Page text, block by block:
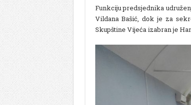
Funkciju predsjednika
Vildana Bašić, dok je za
Skupštine Vijeća izabran je